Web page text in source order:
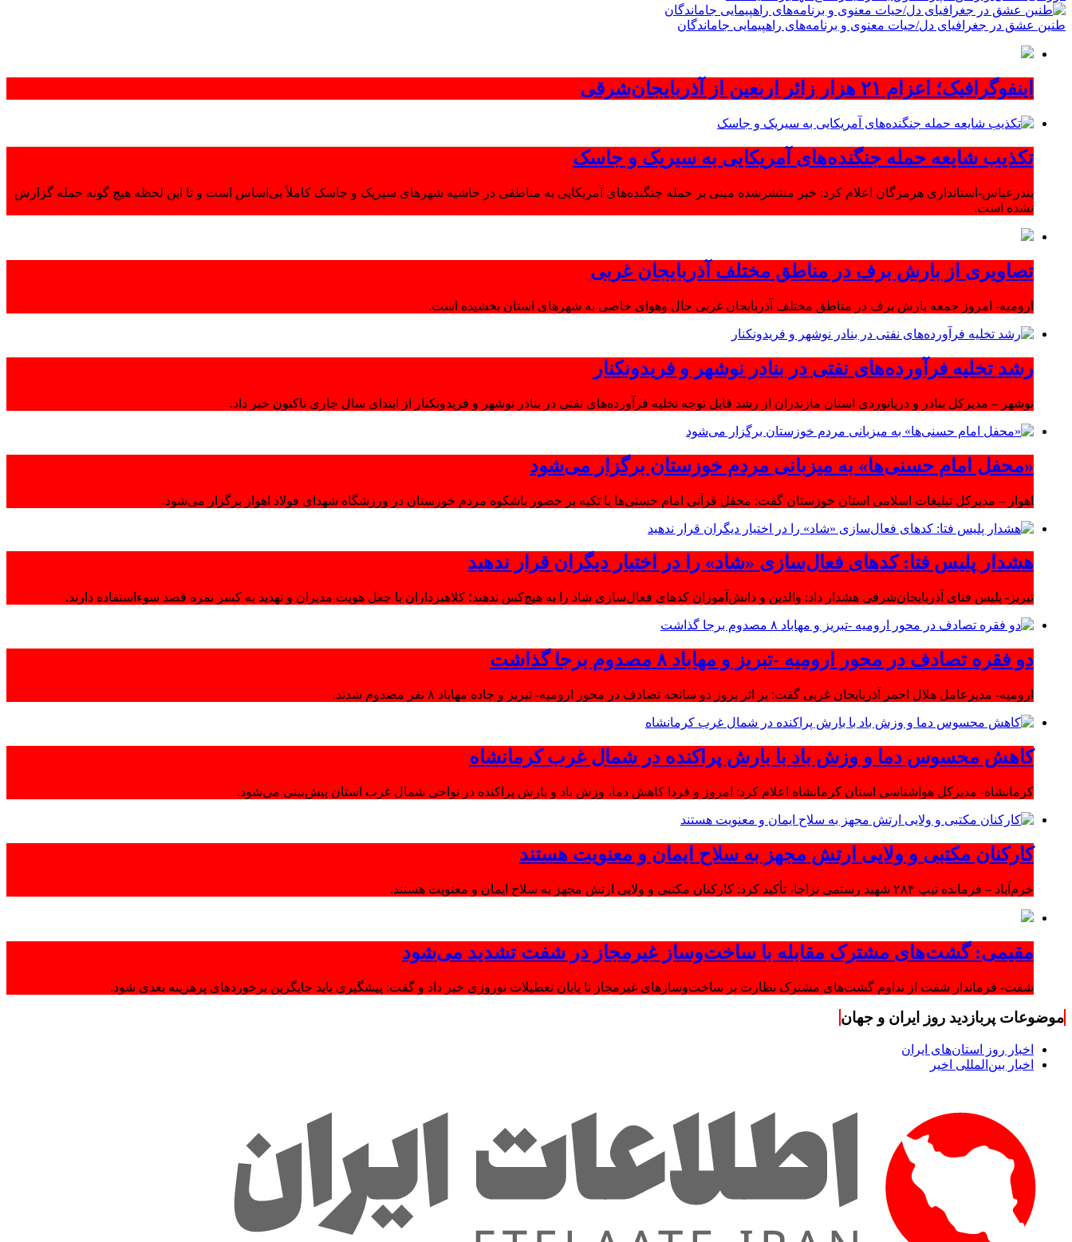
طنین عشق در جغرافیای دل/حیات معنوی و برنامه‌های راهپیمایی جاماندگان
اینفوگرافیک؛ اعزام ۲۱ هزار زائر اربعین از آذربایجان‌شرقی
تکذیب شایعه حمله جنگنده‌های آمریکایی به سیریک و جاسک
بندرعباس-استانداری هرمزگان اعلام کرد: خبر منتشرشده مبنی بر حمله جنگنده‌های آمریکایی به مناطقی در حاشیه شهرهای سیریک و جاسک کاملاً بی‌اساس است و تا این لحظه هیچ گونه حمله گزارش
نشده است.
تصاویری از بارش برف در مناطق مختلف آذربایجان غربی
ارومیه- امروز جمعه بارش برف در مناطق مختلف آذربایجان غربی حال وهوای خاصی به شهرهای استان بخشیده است.
رشد تخلیه فرآورده‌های نفتی در بنادر نوشهر و فریدونکنار
نوشهر – مدیرکل بنادر و دریانوردی استان مازندران از رشد قابل توجه تخلیه فرآورده‌های نفتی در بنادر نوشهر و فریدونکنار از ابتدای سال جاری تاکنون خبر داد.
«محفل امام حسنی‌ها» به میزبانی مردم خوزستان برگزار می‌شود
اهواز – مدیرکل تبلیغات اسلامی استان خوزستان گفت: محفل قرآنی امام حسنی‌ها با تکیه بر حضور باشکوه مردم خوزستان در ورزشگاه شهدای فولاد اهواز برگزار می‌شود.
هشدار پلیس فتا: کدهای فعال‌سازی «شاد» را در اختیار دیگران قرار ندهید
تبریز- پلیس فتای آذربایجان‌شرقی هشدار داد: والدین و دانش‌آموزان کدهای فعال‌سازی شاد را به هیچ‌کس ندهند؛ کلاهبرداران با جعل هویت مدیران و تهدید به کسر نمره قصد سوءاستفاده دارند.
دو فقره تصادف در محور ارومیه -تبریز و مهاباد ۸ مصدوم برجا گذاشت
ارومیه- مدیرعامل هلال احمر آذربایجان غربی گفت: بر اثر بروز دو سانحه تصادف در محور ارومیه- تبریز و جاده مهاباد ۸ نفر مصدوم شدند.
کاهش محسوس دما و وزش باد با بارش پراکنده در شمال غرب کرمانشاه
کرمانشاه- مدیرکل هواشناسی استان کرمانشاه اعلام کرد: امروز و فردا کاهش دما، وزش باد و بارش پراکنده در نواحی شمال غرب استان پیش‌بینی می‌شود.
کارکنان مکتبی و ولایی ارتش مجهز به سلاح ایمان و معنویت هستند
خرم‌آباد – فرمانده تیپ ۲۸۴ شهید رستمی نزاجا، تأکید کرد: کارکنان مکتبی و ولایی ارتش مجهز به سلاح ایمان و معنویت هستند.
مقیمی: گشت‌های مشترک مقابله با ساخت‌وساز غیرمجاز در شفت تشدید می‌شود
شفت- فرماندار شفت از تداوم گشت‌های مشترک نظارت بر ساخت‌وسازهای غیرمجاز تا پایان تعطیلات نوروزی خبر داد و گفت: پیشگیری باید جایگزین برخوردهای پرهزینه بعدی شود.
موضوعات پربازدید روز ایران و جهان
اخبار روز استان‌های ایران
اخبار بین‌المللی اخیر